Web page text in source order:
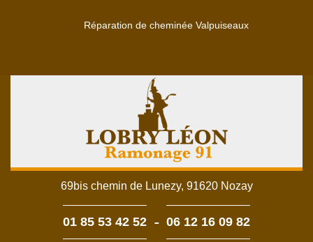
Réparation de cheminée Valpuiseaux
69bis chemin de Lunezy, 91620 Nozay
01 85 53 42 52 - 06 12 16 09 82